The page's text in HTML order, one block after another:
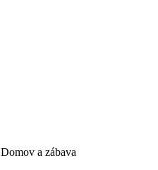
Domov a zábava